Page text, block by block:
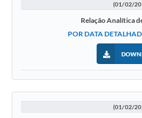
(01/02/
Relação Analítica
POR DATA
(01/02/